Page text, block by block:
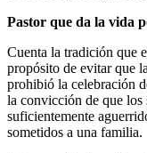
Pastor que da la vida
Cuenta la tradición que
propósito de evitar que
prohibió la celebración
la convicción de que los
suficientemente
sometidos a una familia.